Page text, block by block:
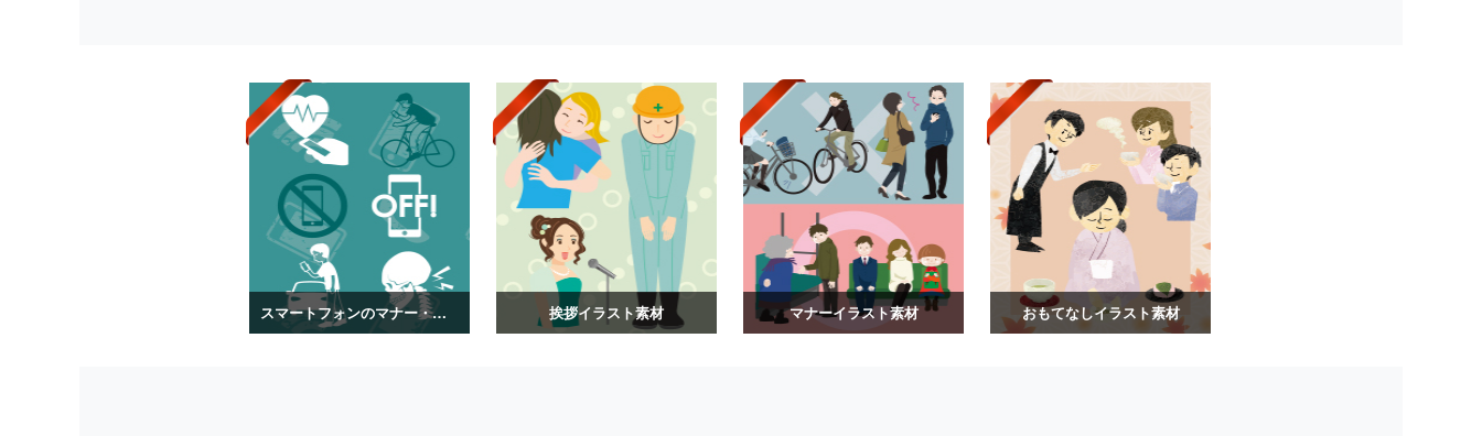
スマートフォンのマナー・トラブルのアイコン素材 挨拶イラスト素材 マナーイラスト素材 おもてなしイラスト素材